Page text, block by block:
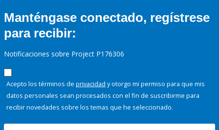
Manténgase conectado, regístrese
para recibir:
Notificaciones sobre Project P176306
Acepto los términos de privacidad y otorgo mi permiso para que mis
datos personales sean procesados con el fin de suscribirme para
recibir novedades sobre los temas que he seleccionado.